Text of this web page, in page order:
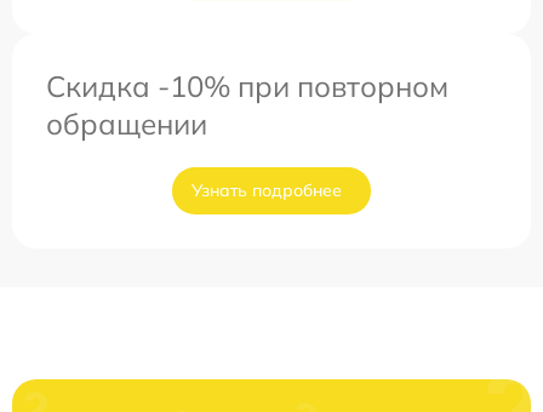
Скидка -10% при повторном
обращении
Узнать подробнее